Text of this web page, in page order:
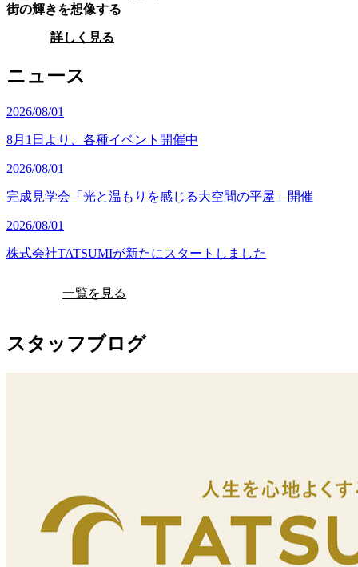
街の輝きを想像する
詳しく見る
ニュース
2026/08/01
8月1日より、各種イベント開催中
2026/08/01
完成見学会「光と温もりを感じる大空間の平屋」開催
2026/08/01
株式会社TATSUMIが新たにスタートしました
一覧を見る
スタッフブログ